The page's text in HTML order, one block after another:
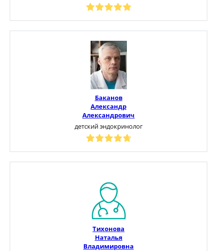
Баканов
Александр
Александрович
детский эндокринолог
Тихонова
Наталья
Владимировна